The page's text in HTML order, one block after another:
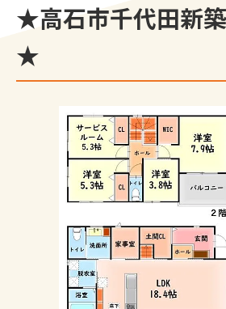
★高石市千代田新
★